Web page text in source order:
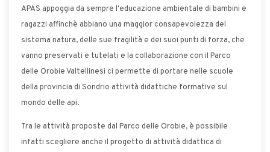
APAS appoggia da sempre l'educazione ambientale di bambini e
ragazzi affinchè abbiano una maggior consapevolezza del
sistema natura, delle sue fragilità e dei suoi punti di forza, che
vanno preservati e tutelati e la collaborazione con il Parco
delle Orobie Valtellinesi ci permette di portare nelle scuole
della provincia di Sondrio attività didattiche formative sul
mondo delle api.
Tra le attività proposte dal Parco delle Orobie, è possibile
infatti scegliere anche il progetto di attività didattica di